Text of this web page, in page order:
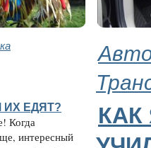
ИХ ЕДЯТ?
Когда
интересный
КАК